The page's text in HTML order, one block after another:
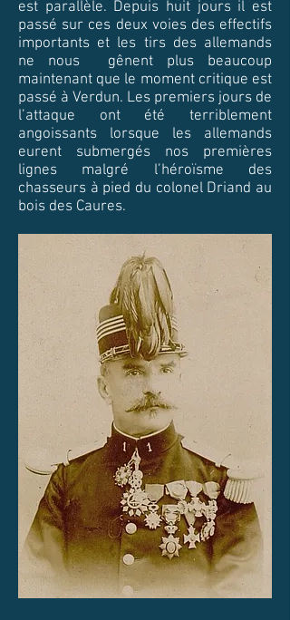
est parallèle. Depuis huit jours il est
passé sur ces deux voies des effectifs
importants et les tirs des allemands
ne nous gênent plus beaucoup
maintenant que le moment critique est
passé à Verdun. Les premiers jours de
l’attaque ont été terriblement
angoissants lorsque les allemands
eurent submergés nos premières
lignes malgré l’héroïsme des
chasseurs à pied du colonel Driand au
bois des Caures.